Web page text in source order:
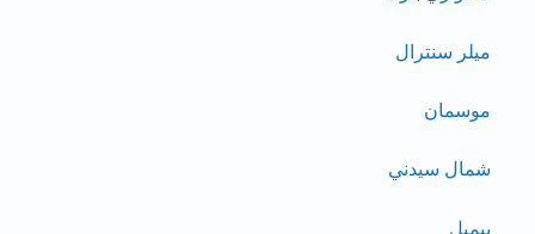
ميلر سنترال
موسمان
شمال سيدني
بيمبل